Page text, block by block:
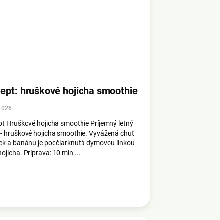
hruškové hojicha smoothie
Hruškové hojicha smoothie Príjemný letný
hruškové hojicha smoothie. Vyvážená chuť
a banánu je podčiarknutá dymovou linkou
Príprava: 10 min ...